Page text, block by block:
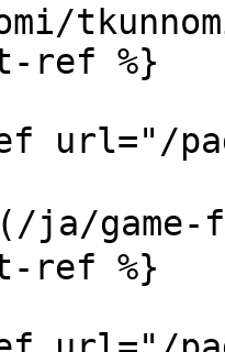
ref %}
url="/
](/ja/
ref %}